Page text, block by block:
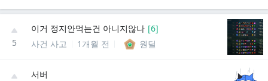
5
이거 정지안먹는건 아니지않나 [6]
사건 사고
1개월 전 원딜
서버